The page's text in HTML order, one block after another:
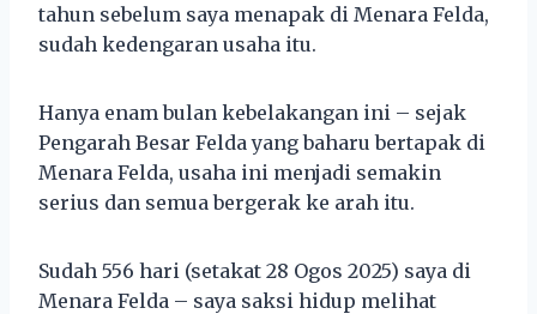
tahun sebelum saya menapak di Menara Felda,
sudah kedengaran usaha itu.
Hanya enam bulan kebelakangan ini – sejak
Pengarah Besar Felda yang baharu bertapak di
Menara Felda, usaha ini menjadi semakin
serius dan semua bergerak ke arah itu.
Sudah 556 hari (setakat 28 Ogos 2025) saya di
Menara Felda – saya saksi hidup melihat